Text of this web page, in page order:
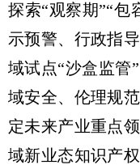
探索“观察期”“包
示预警、行政指
域试点“沙盒监管
域安全、伦理规
定未来产业重点
域新业态知识产